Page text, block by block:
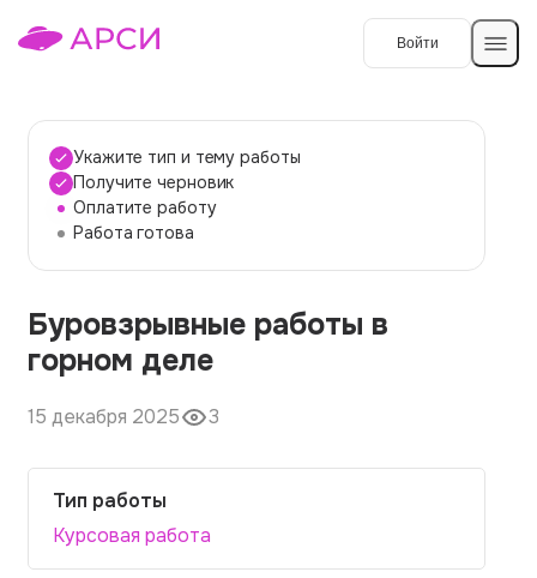
Войти
Темы работ
О сервисе
О компании
Наши гарантии
Порядок оплаты
Вопросы и ответы
Отзывы
Контакты
Укажите тип и тему работы
Получите черновик
Оплатите работу
Работа готова
Буровзрывные работы в
горном деле
15 декабря 2025 3
Тип работы
Курсовая работа